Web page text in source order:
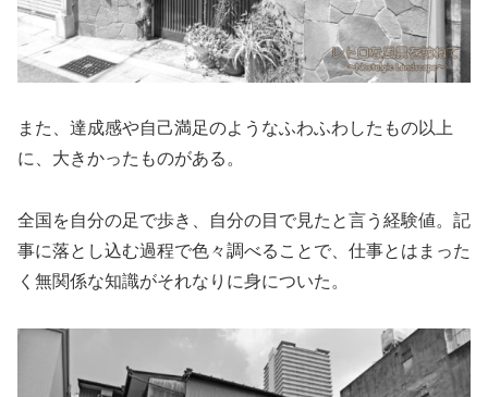
また、達成感や自己満足のようなふわふわしたもの以上
に、大きかったものがある。
全国を自分の足で歩き、自分の目で見たと言う経験値。記
事に落とし込む過程で色々調べることで、仕事とはまった
く無関係な知識がそれなりに身についた。